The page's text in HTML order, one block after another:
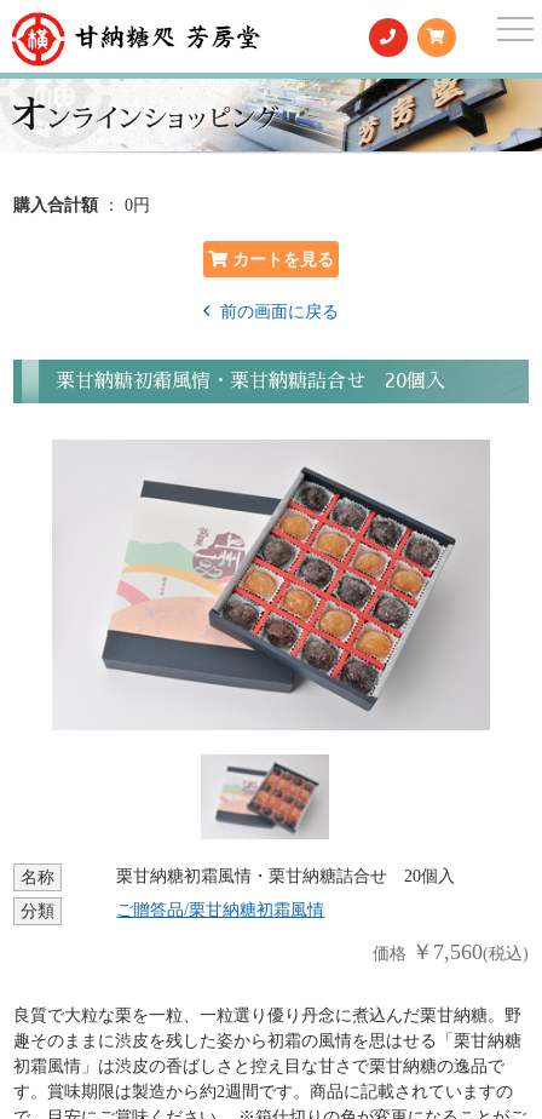
購入合計額 ： 0円
前の画面に戻る
栗甘納糖初霜風情・栗甘納糖詰合せ 20個入
名称
栗甘納糖初霜風情・栗甘納糖詰合せ 20個入
分類
ご贈答品/栗甘納糖初霜風情
価格 ￥7,560(税込)
良質で大粒な栗を一粒、一粒選り優り丹念に煮込んだ栗甘納糖。野
趣そのままに渋皮を残した姿から初霜の風情を思はせる「栗甘納糖
初霜風情」は渋皮の香ばしさと控え目な甘さで栗甘納糖の逸品で
す。賞味期限は製造から約2週間です。商品に記載されていますの